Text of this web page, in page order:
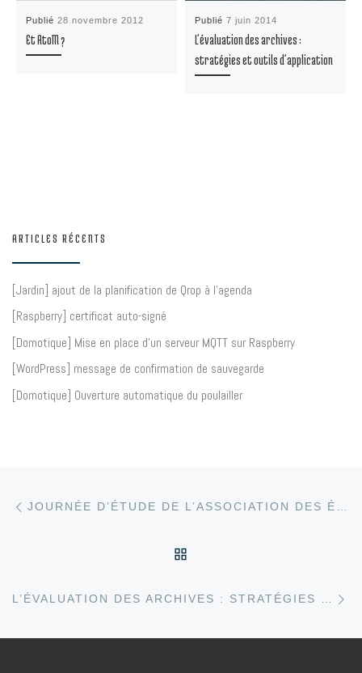
Publié28 novembre 2012
Et AtoM ?
Publié7 juin 2014
L’évaluation des archives :
stratégies et outils d’application
ARTICLES RÉCENTS
[Jardin] ajout de la planification de Qrop à l’agenda
[Raspberry] certificat auto-signé
[Domotique] Mise en place d’un serveur MQTT sur Raspberry
[WordPress] message de confirmation de sauvegarde
[Domotique] Ouverture automatique du poulailler
Parcourir les articles